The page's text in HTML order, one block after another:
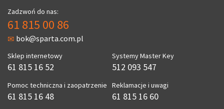
Zadzwoń do nas:
61 815 00 86
bok@sparta.com.pl
Sklep internetowy
61 815 16 52
Pomoc techniczna i zaopatrzenie
61 815 16 48
Systemy Master Key
512 093 547
Reklamacje i uwagi
61 815 16 60